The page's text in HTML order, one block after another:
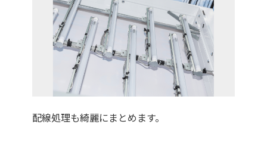
配線処理も綺麗にまとめます。